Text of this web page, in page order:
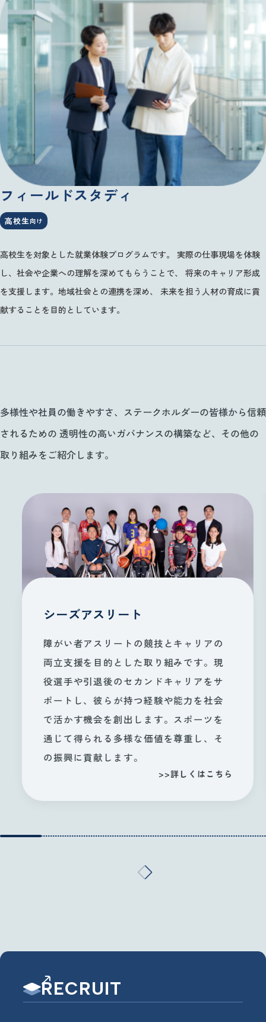
フィールドスタディ
高校生向け
高校生を対象とした就業体験プログラムです。
実際の仕事現場を体験
し、社会や企業への理解を深めてもらうことで、
将来のキャリア形成
を支援します。地域社会との連携を深め、
未来を担う人材の育成に貢
献することを目的としています。
多様性や社員の働きやすさ、ステークホルダーの皆様から信頼
されるための 透明性の高いガバナンスの構築など、その他の
取り組みをご紹介します。
シーズアスリート
障がい者アスリートの競技とキャリアの
両立支援を目的とした取り組みです。現
役選手や引退後のセカンドキャリアをサ
ポートし、彼らが持つ経験や能力を社会
で活かす機会を創出します。スポーツを
通じて得られる多様な価値を尊重し、そ
の振興に貢献します。
>>詳しくはこちら
RECRUIT